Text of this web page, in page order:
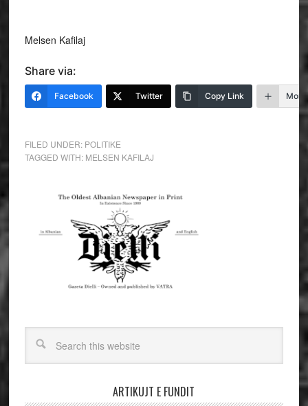
Melsen Kafilaj
Share via:
Facebook Twitter Copy Link More
FILED UNDER: POLITIKE
TAGGED WITH: MELSEN KAFILAJ
ARTIKUJT E FUNDIT